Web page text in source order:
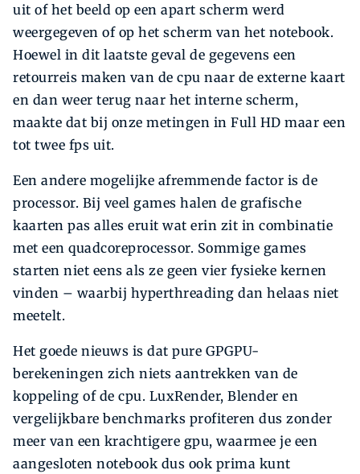
uit of het beeld op een apart scherm werd
weergegeven of op het scherm van het notebook.
Hoewel in dit laatste geval de gegevens een
retourreis maken van de cpu naar de externe kaart
en dan weer terug naar het interne scherm,
maakte dat bij onze metingen in Full HD maar een
tot twee fps uit.
Een andere mogelijke afremmende factor is de
processor. Bij veel games halen de grafische
kaarten pas alles eruit wat erin zit in combinatie
met een quadcoreprocessor. Sommige games
starten niet eens als ze geen vier fysieke kernen
vinden – waarbij hyperthreading dan helaas niet
meetelt.
Het goede nieuws is dat pure GPGPU-
berekeningen zich niets aantrekken van de
koppeling of de cpu. LuxRender, Blender en
vergelijkbare benchmarks profiteren dus zonder
meer van een krachtigere gpu, waarmee je een
aangesloten notebook dus ook prima kunt